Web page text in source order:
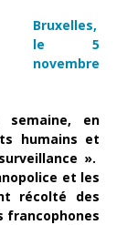
Bruxelles,
le 5
novembre
en
humains et
».
et les
récolté des
francophones